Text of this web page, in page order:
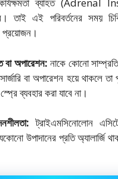
তাই এই পরিবর্তনের সময়
প্রয়োজন।
বা অপারেশন: নাকে কোনো
বা অপারেশন হয়ে থাকলে
ব্যবহার করা যাবে না।
ট্রাইএমসিনোলোন
উপাদানের প্রতি অ্যালার্জি